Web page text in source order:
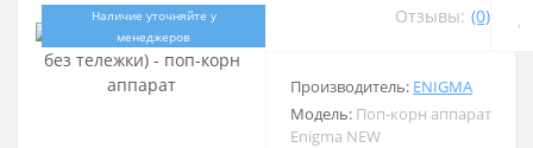
Наличие уточняйте у
менеджеров
Отзывы: (0)
Производитель: ENIGMA
Модель: Поп-корн аппарат
Enigma NEW